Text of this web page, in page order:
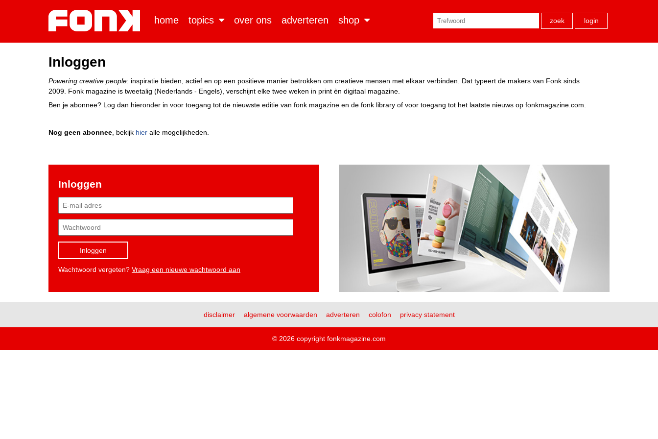
home topics over ons adverteren shop zoek login
Inloggen
Powering creative people: inspiratie bieden, actief en op een positieve manier betrokken om creatieve mensen met elkaar verbinden. Dat typeert de makers van Fonk sinds
2009. Fonk magazine is tweetalig (Nederlands - Engels), verschijnt elke twee weken in print èn digitaal magazine.
Ben je abonnee? Log dan hieronder in voor toegang tot de nieuwste editie van fonk magazine en de fonk library of voor toegang tot het laatste nieuws op fonkmagazine.com.
Nog geen abonnee , bekijk hier alle mogelijkheden.
Inloggen
Inloggen
Wachtwoord vergeten? Vraag een nieuwe wachtwoord aan
disclaimer algemene voorwaarden adverteren colofon privacy statement
© 2026 copyright fonkmagazine.com